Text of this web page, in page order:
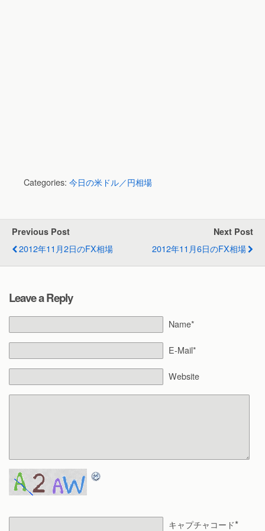
Categories: 今日の米ドル／円相場
Previous Post
2012年11月2日のFX相場
Next Post
2012年11月6日のFX相場
Leave a Reply
Name*
E-Mail*
Website
キャプチャコード*